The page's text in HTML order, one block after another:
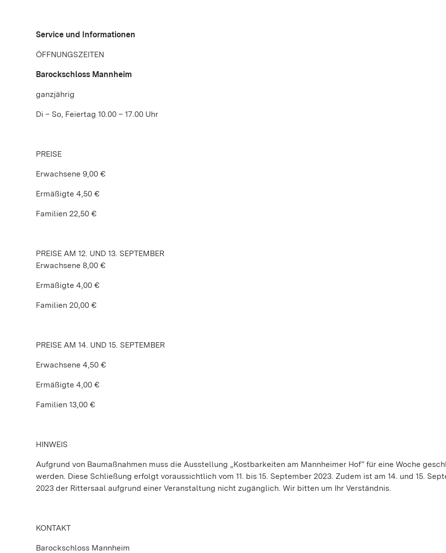
Service und Informationen
ÖFFNUNGSZEITEN
Barockschloss Mannheim
ganzjährig
Di – So, Feiertag 10.00 – 17.00 Uhr
PREISE
Erwachsene 9,00 €
Ermäßigte 4,50 €
Familien 22,50 €
PREISE AM 12. UND 13. SEPTEMBER
Erwachsene 8,00 €
Ermäßigte 4,00 €
Familien 20,00 €
PREISE AM 14. UND 15. SEPTEMBER
Erwachsene 4,50 €
Ermäßigte 4,00 €
Familien 13,00 €
HINWEIS
Aufgrund von Baumaßnahmen muss die Ausstellung „Kostbarkeiten am Mannheimer Hof“ für eine Woche
werden. Diese Schließung erfolgt voraussichtlich vom 11. bis 15. September 2023. Zudem ist am 14. und 15.
2023 der Rittersaal aufgrund einer Veranstaltung nicht zugänglich. Wir bitten um Ihr Verständnis.
KONTAKT
Barockschloss Mannheim